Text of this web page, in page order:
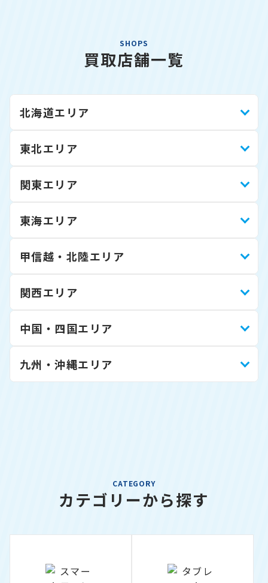
SHOPS
買取店舗一覧
北海道エリア
東北エリア
関東エリア
東海エリア
甲信越・北陸エリア
関西エリア
中国・四国エリア
九州・沖縄エリア
CATEGORY
カテゴリーから探す